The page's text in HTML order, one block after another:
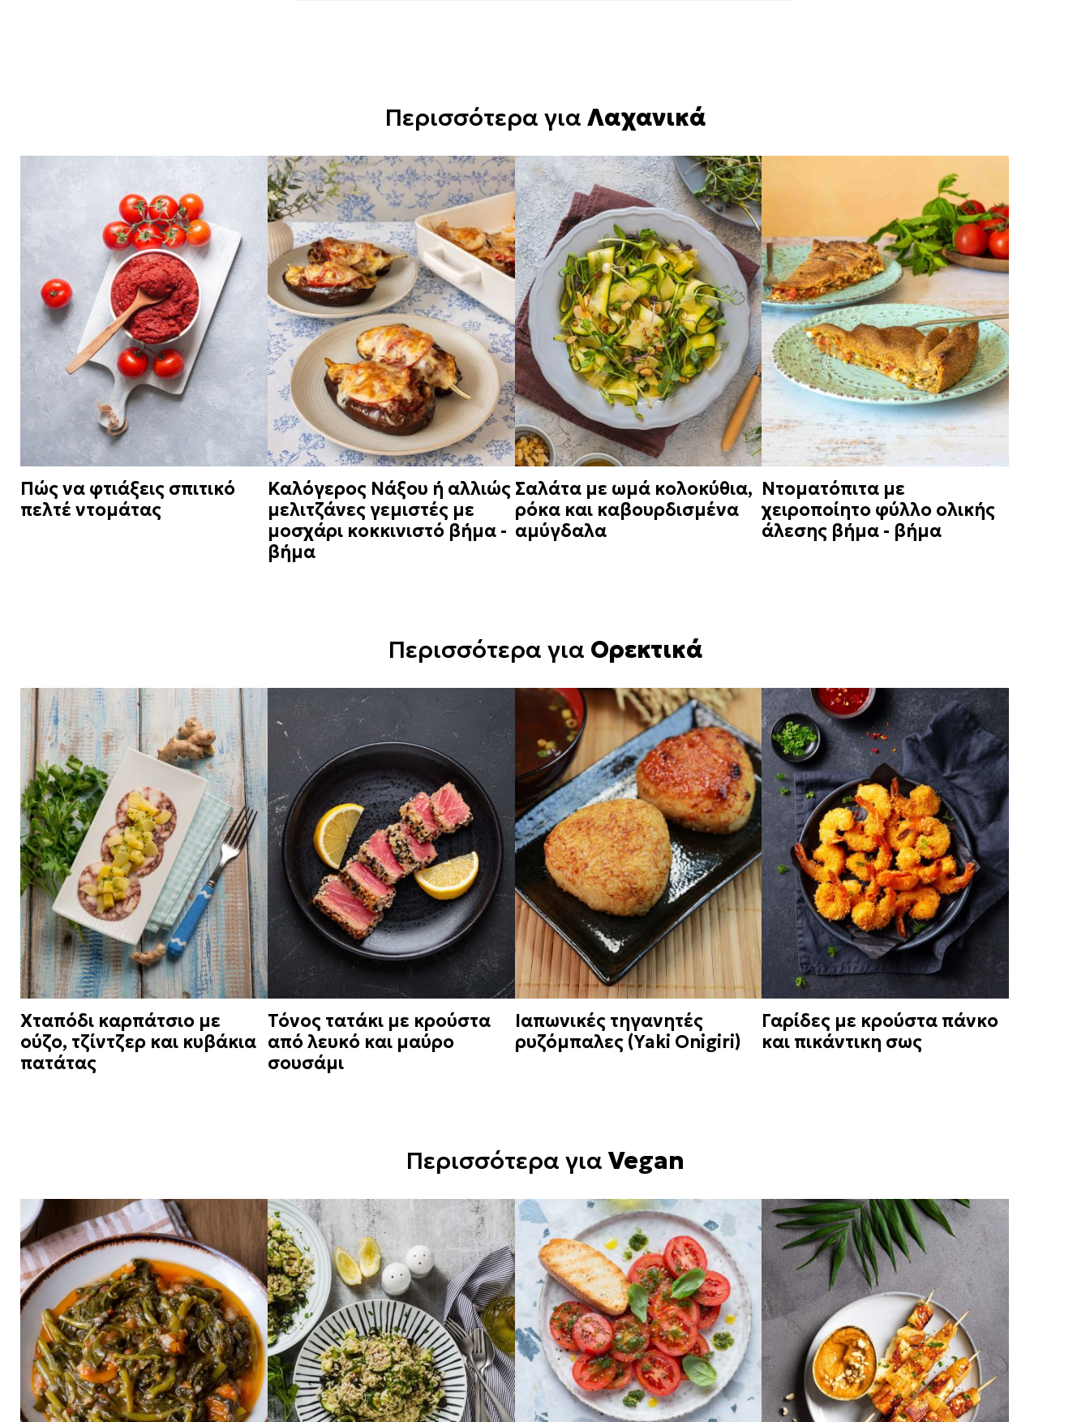
Περισσότερα για Λαχανικά
Πώς να φτιάξεις σπιτικό
πελτέ ντομάτας
Καλόγερος Νάξου ή αλλιώς
μελιτζάνες γεμιστές με
μοσχάρι κοκκινιστό βήμα -
βήμα
Σαλάτα με ωμά κολοκύθια,
ρόκα και καβουρδισμένα
αμύγδαλα
Ντοματόπιτα με
χειροποίητο φύλλο ολικής
άλεσης βήμα - βήμα
Περισσότερα για Ορεκτικά
Χταπόδι καρπάτσιο με
ούζο, τζίντζερ και κυβάκια
πατάτας
Τόνος τατάκι με κρούστα
από λευκό και μαύρο
σουσάμι
Ιαπωνικές τηγανητές
ρυζόμπαλες (Yaki Onigiri)
Γαρίδες με κρούστα πάνκο
και πικάντικη σως
Περισσότερα για Vegan